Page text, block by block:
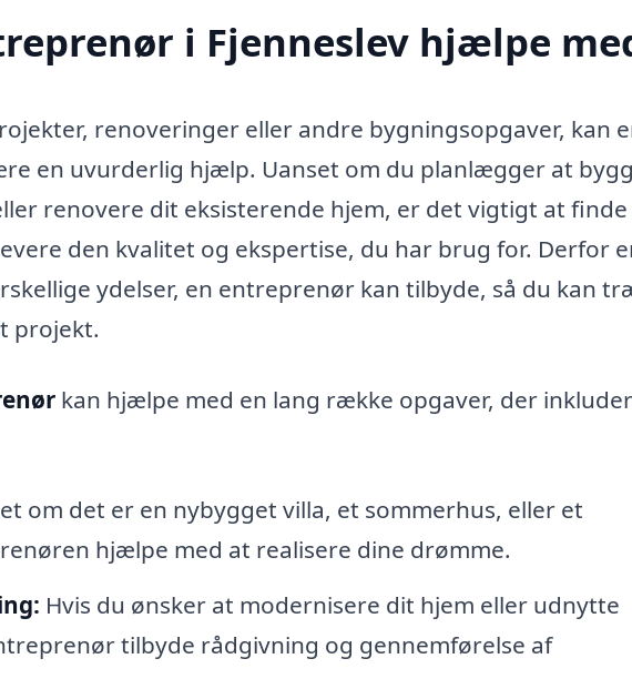
i Fjenneslev hjælpe
renoveringer eller andre bygningsopgaver, kan
en uvurderlig hjælp. Uanset om du planlægger at
renovere dit eksisterende hjem, er det vigtigt at finde
den kvalitet og ekspertise, du har brug for. Derfor
ydelser, en entreprenør kan tilbyde, så du kan
projekt.
kan hjælpe med en lang række opgaver, der
om det er en nybygget villa, et sommerhus, eller et
hjælpe med at realisere dine drømme.
Hvis du ønsker at modernisere dit hjem eller udnytte
tilbyde rådgivning og gennemførelse af